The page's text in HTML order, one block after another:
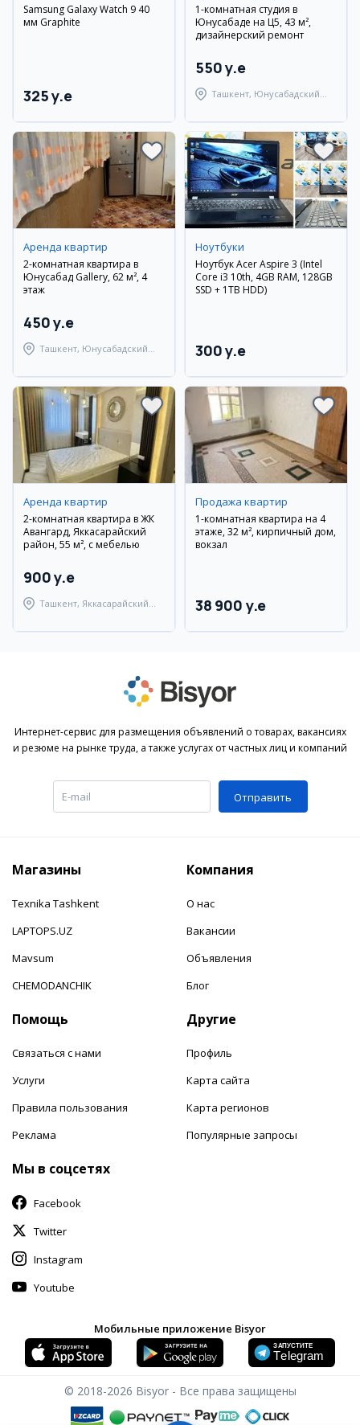
Samsung Galaxy Watch 9 40
мм Graphite
325 y.e
1-комнатная студия в
Юнусабаде на Ц5, 43 м²,
дизайнерский ремонт
550 y.e
Ташкент, Юнусабадский
Аренда квартир
2-комнатная квартира в
Юнусабад Gallery, 62 м², 4
этаж
450 y.e
Ташкент, Юнусабадский
Ноутбуки
Ноутбук Acer Aspire 3 (Intel
Core i3 10th, 4GB RAM, 128GB
SSD + 1TB HDD)
300 y.e
Аренда квартир
2-комнатная квартира в ЖК
Авангард, Яккасарайский
район, 55 м², с мебелью
900 y.e
Ташкент, Яккасарайский
Продажа квартир
1-комнатная квартира на 4
этаже, 32 м², кирпичный дом,
вокзал
38 900 y.e
Интернет-сервис для размещения объявлений о товарах, вакансиях
и резюме на рынке труда, а также услугах от частных лиц и компаний
Отправить
Магазины
Texnika Tashkent
LAPTOPS.UZ
Mavsum
CHEMODANCHIK
Компания
О нас
Вакансии
Объявления
Блог
Помощь
Связаться с нами
Услуги
Правила пользования
Реклама
Другие
Профиль
Карта сайта
Карта регионов
Популярные запросы
Мы в соцсетях
Facebook
Twitter
Instagram
Youtube
Мобильные приложение Bisyor
© 2018-2026 Bisyor - Все права защищены